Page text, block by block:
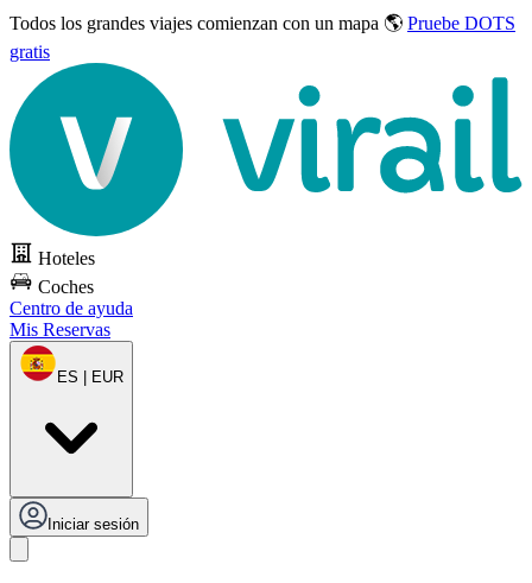
Todos los grandes viajes comienzan con un mapa 🌎 Pruebe DOTS
gratis
Hoteles
Coches
Centro de ayuda
Mis Reservas
ES | EUR
Iniciar sesión